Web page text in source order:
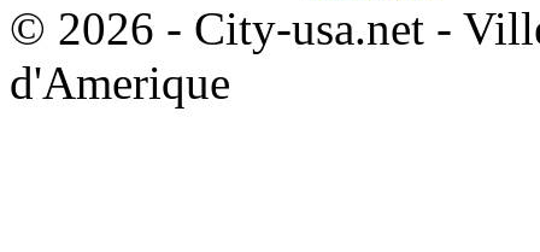
© 2026 - City-usa.net -
d'Amerique